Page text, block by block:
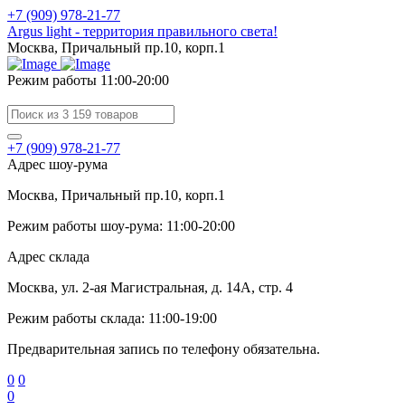
+7 (909) 978-21-77
Argus light - территория правильного света!
Москва, Причальный пр.10, корп.1
Режим работы 11:00-20:00
+7 (909) 978-21-77
Адрес шоу-рума
Москва, Причальный пр.10, корп.1
Режим работы шоу-рума: 11:00-20:00
Адрес склада
Москва, ул. 2-ая Магистральная, д. 14А, стр. 4
Режим работы склада: 11:00-19:00
Предварительная запись по телефону обязательна.
0 0
0